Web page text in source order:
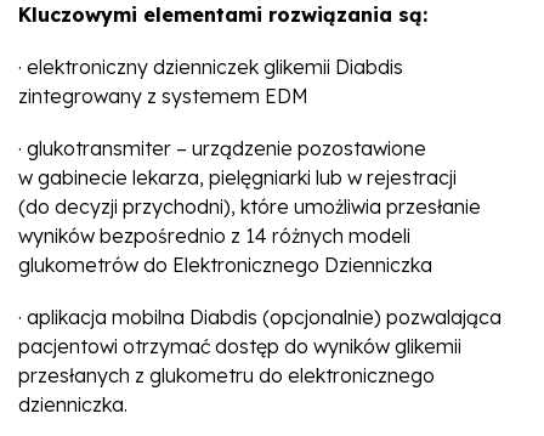
Kluczowymi elementami rozwiązania są:
· elektroniczny dzienniczek glikemii Diabdis
zintegrowany z systemem EDM
· glukotransmiter – urządzenie pozostawione
w gabinecie lekarza, pielęgniarki lub w rejestracji
(do decyzji przychodni), które umożliwia przesłanie
wyników bezpośrednio z 14 różnych modeli
glukometrów do Elektronicznego Dzienniczka
· aplikacja mobilna Diabdis (opcjonalnie) pozwalająca
pacjentowi otrzymać dostęp do wyników glikemii
przesłanych z glukometru do elektronicznego
dzienniczka.